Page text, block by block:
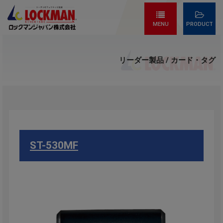
MENU PRODUCT
リーダー製品 / カード・タグ
ST-530MF